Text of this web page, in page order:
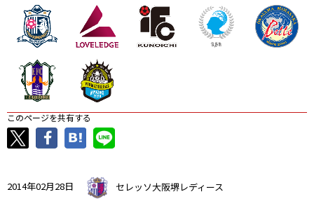
このページを共有する
2014年02月28日
セレッソ大阪堺レディース